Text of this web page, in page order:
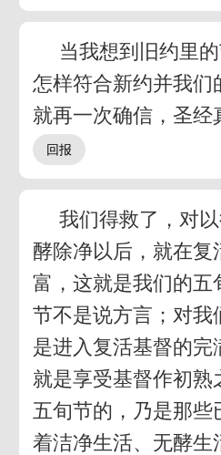
当我想到旧约里
怎样符合新约并我们
就再一次确信，圣经
我们得救了，对
酵除净以后，就在复
富，这就是我们的五
节不是说方言；对我
是进入复活基督的完
就是享受基督作初熟
五旬节的，乃是那些
着洁净生活、无酵生